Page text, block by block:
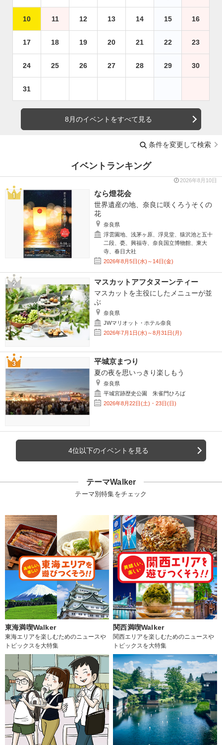
10 11 12 13 14 15 16
17 18 19 20 21 22 23
24 25 26 27 28 29 30
31
8月のイベントをすべて見る
条件を変更して検索
イベントランキング
2026年8月10日
なら燈花会
世界遺産の地、奈良に咲くろうそくの
花
奈良県
浮雲園地、浅茅ヶ原、浮見堂、猿沢池と五十
二段、甍、興福寺、奈良国立博物館、東大
寺、春日大社
2026年8月5日(水)～14日(金)
マスカットアフタヌーンティー
マスカットを主役にしたメニューが並
ぶ
奈良県
JWマリオット・ホテル奈良
2026年7月1日(水)～8月31日(月)
平城京まつり
夏の夜を思いっきり楽しもう
奈良県
平城宮跡歴史公園 朱雀門ひろば
2026年8月22日(土)・23日(日)
4位以下のイベントを見る
テーマWalker
テーマ別特集をチェック
東海満喫Walker
東海エリアを楽しむためのニュースや
トピックスを大特集
関西満喫Walker
関西エリアを楽しむためのニュースや
トピックスを大特集